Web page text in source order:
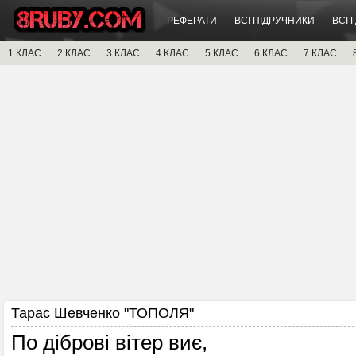
РЕФЕРАТИ ВСІ ПІДРУЧНИКИ ВСІ
1 КЛАС 2 КЛАС 3 КЛАС 4 КЛАС 5 КЛАС 6 КЛАС 7 КЛАС
Тарас Шевченко "ТОПОЛЯ"
По діброві вітер виє,